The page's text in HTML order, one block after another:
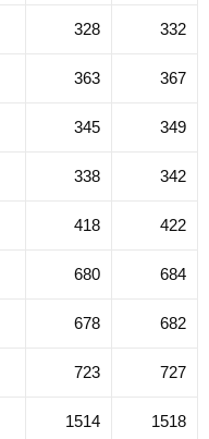
328 332
363 367
345 349
338 342
418 422
680 684
678 682
723 727
1514 1518